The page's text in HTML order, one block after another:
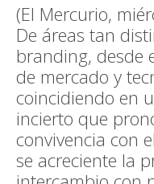
(El Mercurio,
De áreas tan
branding, desde
de mercado y
coincidiendo en
incierto que
convivencia con
se acreciente la